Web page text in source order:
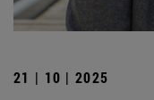
21 | 10 | 2025